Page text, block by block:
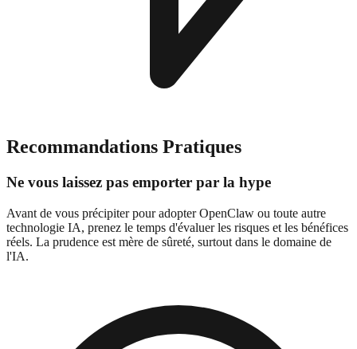
Recommandations Pratiques
Ne vous laissez pas emporter par la hype
Avant de vous précipiter pour adopter OpenClaw ou toute autre
technologie IA, prenez le temps d'évaluer les risques et les bénéfices
réels. La prudence est mère de sûreté, surtout dans le domaine de
l'IA.